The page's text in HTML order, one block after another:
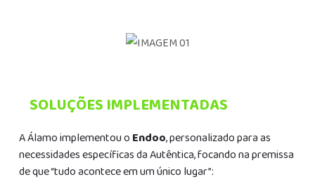
SOLUÇÕES IMPLEMENTADAS
A Álamo implementou oEndoo, personalizado para as
necessidades específicas da Autêntica, focando na premissa
de que “tudo acontece em um único lugar”: